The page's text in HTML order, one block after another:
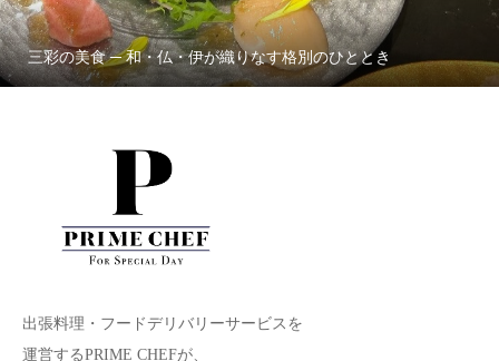
三彩の美食 ─ 和・仏・伊が織りなす格別のひととき
出張料理・フードデリバリーサービスを
運営するPRIME CHEFが、